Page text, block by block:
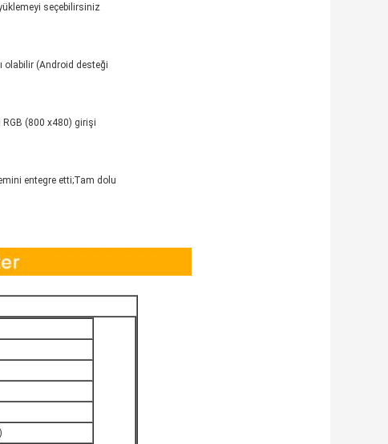
seçebilirsiniz
olabilir (Android desteği
(800 x480) girişi
entegre etti;Tam dolu